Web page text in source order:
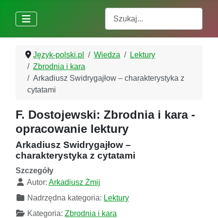
Język-polski.pl Wiedza
Lektury
Zbrodnia i kara
Arkadiusz Swidrygajłow – charakterystyka z
cytatami
F. Dostojewski: Zbrodnia i kara -
opracowanie lektury
Arkadiusz Swidrygajłow –
charakterystyka z cytatami
Szczegóły
Autor: Arkadiusz Żmij
Nadrzędna kategoria: Lektury
Kategoria: Zbrodnia i kara